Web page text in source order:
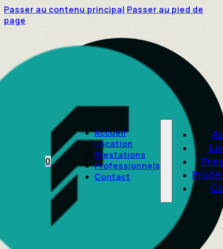
Passer au contenu principal Passer au pied de
page
0
Accueil
Location
Prestations
Professionnels
Contact